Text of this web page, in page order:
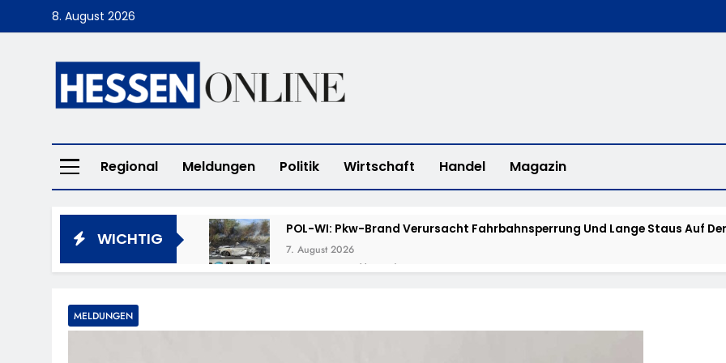
to
8. August 2026
Hessen Online
Regional Meldungen Politik Wirtschaft Handel Magazin
WICHTIG
POL-WI: Pkw-Brand Verursacht Fahrbahnsperrung Und Lange Staus Auf
7. August 2026
POL-LM: „Coffee With A Cop“ In Bad Camberg
POL-DA: Weiterstadt: „Fahrradddieben Keine Chance Geben“ –
7. August 2026
POL-OF: Vermisstensuche: Polizei Bittet Um Hinweise Zum Aufenthalt Von
MELDUNGEN